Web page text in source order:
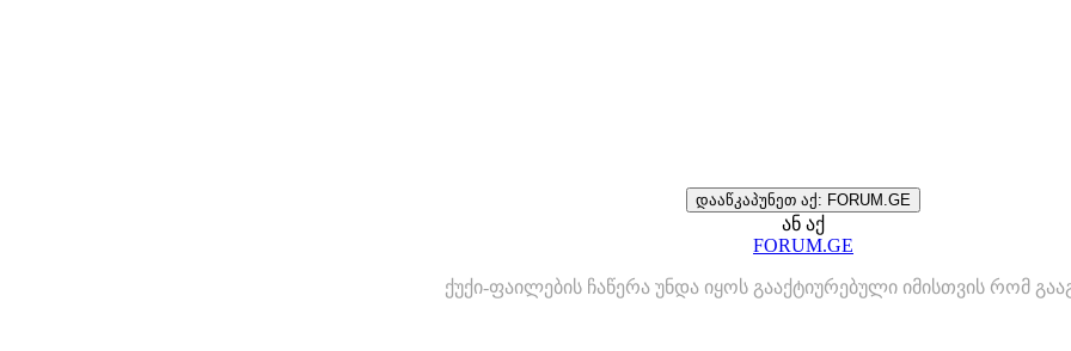
დააწკაპუნეთ აქ: FORUM.GE
ან აქ
FORUM.GE
ქუქი-ფაილების ჩაწერა უნდა იყოს გააქტიურებული იმისთვის რომ